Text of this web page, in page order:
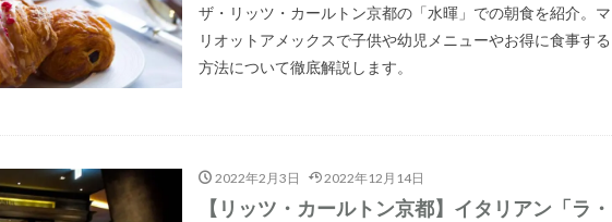
ザ・リッツ・カールトン京都の「水暉」での朝食を紹介。マ
リオットアメックスで子供や幼児メニューやお得に食事する
方法について徹底解説します。
2022年2月3日 2022年12月14日
【リッツ・カールトン京都】イタリアン「ラ・